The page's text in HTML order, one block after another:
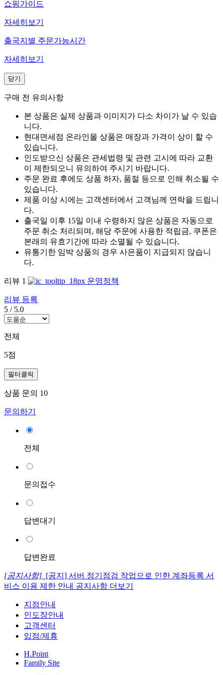
쇼핑가이드
자세히보기
출국지별 주문가능시간
자세히보기
닫기
구매 전 유의사항
본 상품은 실제 상품과 이미지가 다소 차이가 날 수 있습
니다.
현대면세점 온라인몰 상품은 매장과 가격이 상이 할 수
있습니다.
인도받으신 상품은 관세법령 및 관련 고시에 따라 교환
이 제한되오니 유의하여 주시기 바랍니다.
주문 완료 후에도 상품 하자, 품절 등으로 인해 취소될 수
있습니다.
제품 이상 시에는 고객센터에서 고객님께 연락을 드립니
다.
출국일 이후 15일 이내 수령하지 않은 상품은 자동으로
주문 취소 처리되며, 해당 주문에 사용한 적립금, 쿠폰은
본래의 유효기간에 따라 소멸될 수 있습니다.
유통기한 임박 상품의 경우 사은품이 지급되지 않습니
다.
리뷰 1 운영정책
리뷰 등록
5 / 5.0
전체
5점
필터클릭
상품 문의 10
문의하기
전체
문의접수
답변대기
답변완료
[공지사항] [공지] 서버 정기점검 작업으로 인한 계좌등록 서
비스 이용 제한 안내 공지사항 더보기
지점안내
인도장안내
고객센터
입점/제휴
H.Point
Family Site